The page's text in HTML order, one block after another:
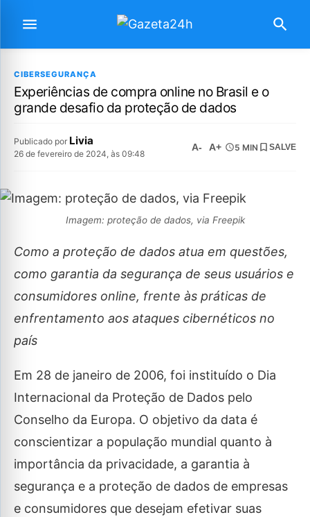
CIBERSEGURANÇA
Experiências de compra online no Brasil e o
grande desafio da proteção de dados
Publicado por Livia
26 de fevereiro de 2024, às 09:48
A- A+ 5 MIN SALVE
Imagem: proteção de dados, via Freepik
Como a proteção de dados atua em questões,
como garantia da segurança de seus usuários e
consumidores online, frente às práticas de
enfrentamento aos ataques cibernéticos no
país
Em 28 de janeiro de 2006, foi instituído o Dia
Internacional da Proteção de Dados pelo
Conselho da Europa. O objetivo da data é
conscientizar a população mundial quanto à
importância da privacidade, a garantia à
segurança e a proteção de dados de empresas
e consumidores que desejam efetivar suas